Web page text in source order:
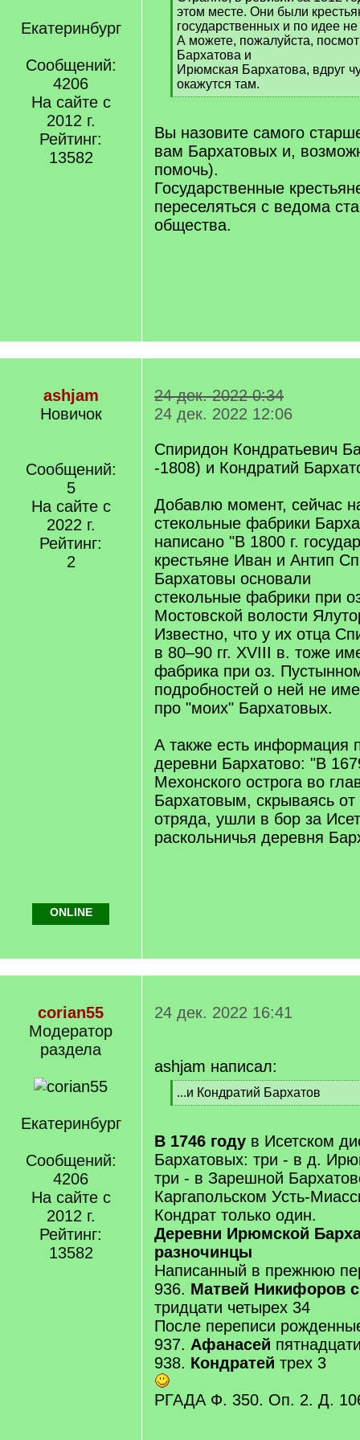
Екатеринбург
Сообщений:
4206
На сайте с
2012 г.
Рейтинг:
13582
q
]
этом месте. Они были
государственных и по идее
А можете, пожалуйста,
Бархатова и
Ирюмская Бархатова, вдруг
окажутся там.
[
q
Вы назовите самого
вам Бархатовых и,
помочь).
Государственные
переселяться с ведома
общества.
ashjam
Новичок
Сообщений:
5
На сайте с
2022 г.
Рейтинг:
2
24 дек. 2022 0:34
24 дек. 2022 12:06
Спиридон Кондратьевич
-1808) и Кондратий
Добавлю момент, сейчас
стекольные фабрики
написано "В 1800 г.
крестьяне Иван и Антип
Бархатовы основали
стекольные фабрики при
Мостовской волости
Известно, что у их отца
в 80–90 гг. XVIII в. тоже
фабрика при оз.
подробностей о ней не
про "моих" Бархатовых.
А также есть информация
деревни Бархатово: "В
Мехонского острога во
Бархатовым, скрываясь от
отряда, ушли в бор за
раскольничья деревня
ONLINE
corian55
Модератор
раздела
Екатеринбург
Сообщений:
4206
На сайте с
2012 г.
Рейтинг:
13582
24 дек. 2022 16:41
ashjam написал:
q
...и Кондратий Бархатов
[
q
]
В 1746 году в Исетском
Бархатовых: три - в д.
три - в Зарешной
Каргапольском Усть-
Кондрат только один.
Деревни Ирюмской
разночинцы
Написанный в прежнюю
936. Матвей Никифоров
тридцати четырех 34
После переписи
937. Афанасей
938. Кондратей трех 3
РГАДА Ф. 350. Оп. 2. Д.